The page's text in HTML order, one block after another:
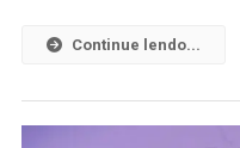
Continue lendo...